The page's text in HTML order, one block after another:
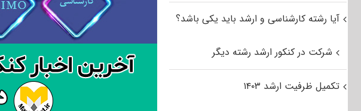
آیا رشته کارشناسی و ارشد باید یکی باشد؟
شرکت در کنکور ارشد رشته دیگر
تکمیل ظرفیت ارشد ۱۴۰۳